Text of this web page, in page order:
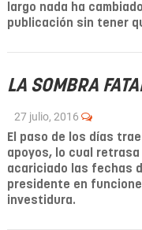
largo nada ha
publicación sin tener
LA SOMBRA
27 julio, 2016
El paso de los días
apoyos, lo cual
acariciado las fechas
presidente en
investidura.